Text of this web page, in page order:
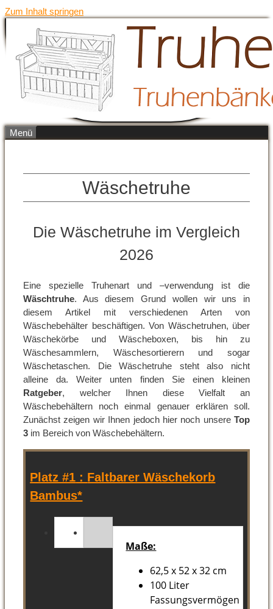
Zum Inhalt springen
Menü
Wäschetruhe
Die Wäschetruhe im Vergleich
2026
Eine spezielle Truhenart und –verwendung ist die
Wäschtruhe. Aus diesem Grund wollen wir uns in
diesem Artikel mit verschiedenen Arten von
Wäschebehälter beschäftigen. Von Wäschetruhen, über
Wäschekörbe und Wäscheboxen, bis hin zu
Wäschesammlern, Wäschesortierern und sogar
Wäschetaschen. Die Wäschetruhe steht also nicht
alleine da. Weiter unten finden Sie einen kleinen
Ratgeber, welcher Ihnen diese Vielfalt an
Wäschebehältern noch einmal genauer erklären soll.
Zunächst zeigen wir Ihnen jedoch hier noch unsere Top
3 im Bereich von Wäschebehältern.
Platz #1 : Faltbarer Wäschekorb
Bambus*
Maße:
62,5 x 52 x 32 cm
100 Liter
Fassungsvermögen